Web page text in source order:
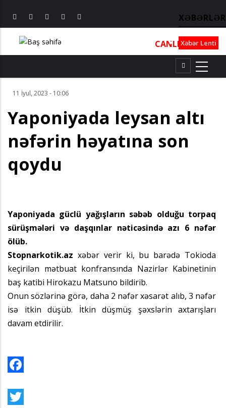
XƏBƏRLƏR
Xəbər Lenti
CANLI┃TV┃FM
11 İyul, 2023 - 10:06
Yaponiyada leysan altı
nəfərin həyatına son
qoydu
Yaponiyada güclü yağışların səbəb olduğu torpaq
sürüşmələri və daşqınlar nəticəsində azı 6 nəfər
ölüb.
Stopnarkotik.az xəbər verir ki, bu barədə Tokioda
keçirilən mətbuat konfransında Nazirlər Kabinetinin
baş katibi Hirokazu Matsuno bildirib.
Onun sözlərinə görə, daha 2 nəfər xəsarət alıb, 3 nəfər
isə itkin düşüb. İtkin düşmüş şəxslərin axtarışları
davam etdirilir.